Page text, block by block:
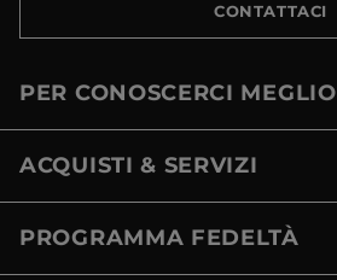
CONTATTACI
PER CONOSCERCI MEGLIO
ACQUISTI & SERVIZI
PROGRAMMA FEDELTÀ